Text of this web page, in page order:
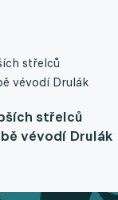
střelců
vévodí Drulák
střelců
vévodí Drulák